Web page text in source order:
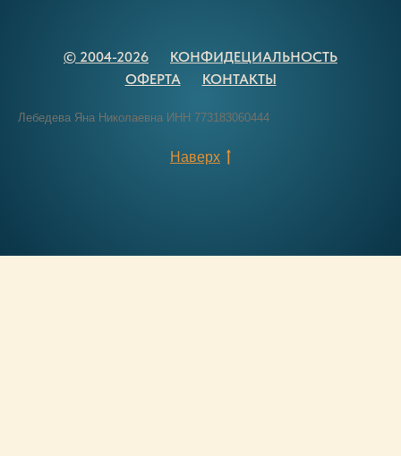
© 2004-2026
КОНФИДЕЦИАЛЬНОСТЬ
ОФЕРТА
КОНТАКТЫ
Лебедева Яна Николаевна ИНН 773183060444
Наверх